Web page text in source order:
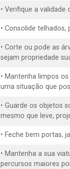
• Verifique a
• Consolide telhados,
• Corte ou pode as
sejam propriedade
• Mantenha limpos
uma situação que
• Guarde os objetos
mesmo que leve,
• Feche bem portas,
• Mantenha a sua
percursos maiores